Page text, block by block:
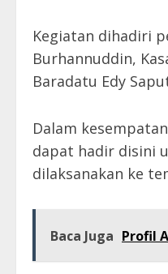
Kegiatan dihadiri
Burhannuddin,
Baradatu Edy
Dalam
dapat hadir disini
dilaksanakan ke
Baca Juga Profil